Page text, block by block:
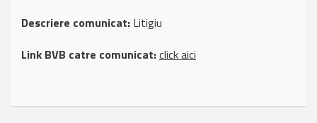
Descriere comunicat: Litigiu
Link BVB catre comunicat:click aici